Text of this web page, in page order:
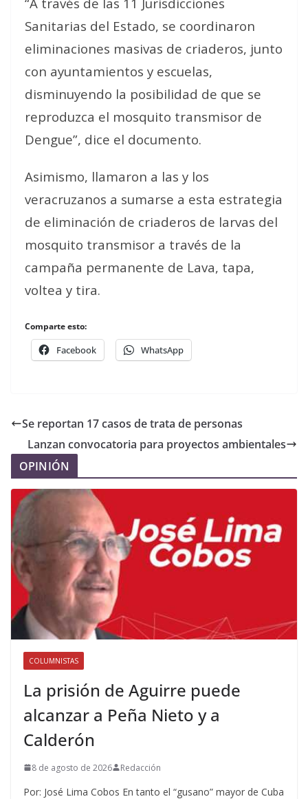
Sanitarias del Estado, se coordinaron
eliminaciones masivas de criaderos, junto
con ayuntamientos y escuelas,
disminuyendo la posibilidad de que se
reproduzca el mosquito transmisor de
Dengue”, dice el documento.
Asimismo, llamaron a las y los
veracruzanos a sumarse a esta estrategia
de eliminación de criaderos de larvas del
mosquito transmisor a través de la
campaña permanente de Lava, tapa,
voltea y tira.
Comparte esto:
Facebook WhatsApp
Se reportan 17 casos de trata de personas
Lanzan convocatoria para proyectos ambientales
OPINIÓN
COLUMNISTAS
La prisión de Aguirre puede
alcanzar a Peña Nieto y a
Calderón
8 de agosto de 2026 Redacción
Por: José Lima Cobos En tanto el “gusano” mayor de Cuba